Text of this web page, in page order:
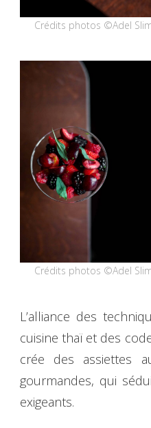
Crédits photos ©Adel
Crédits photos ©Adel
L’alliance des
cuisine thaï et des
crée des assiettes
gourmandes, qui
exigeants.